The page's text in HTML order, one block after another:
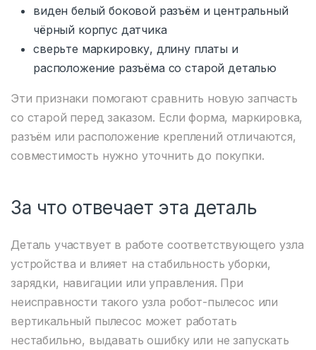
виден белый боковой разъём и центральный
чёрный корпус датчика
сверьте маркировку, длину платы и
расположение разъёма со старой деталью
Эти признаки помогают сравнить новую запчасть
со старой перед заказом. Если форма, маркировка,
разъём или расположение креплений отличаются,
совместимость нужно уточнить до покупки.
За что отвечает эта деталь
Деталь участвует в работе соответствующего узла
устройства и влияет на стабильность уборки,
зарядки, навигации или управления. При
неисправности такого узла робот-пылесос или
вертикальный пылесос может работать
нестабильно, выдавать ошибку или не запускать